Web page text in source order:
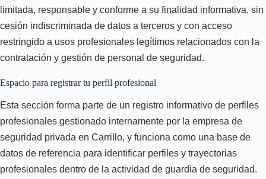
limitada, responsable y conforme a su finalidad informativa, sin
cesión indiscriminada de datos a terceros y con acceso
restringido a usos profesionales legítimos relacionados con la
contratación y gestión de personal de seguridad.
Espacio para registrar tu perfil profesional
Esta sección forma parte de un registro informativo de perfiles
profesionales gestionado internamente por la empresa de
seguridad privada en Carrillo, y funciona como una base de
datos de referencia para identificar perfiles y trayectorias
profesionales dentro de la actividad de guardia de seguridad.